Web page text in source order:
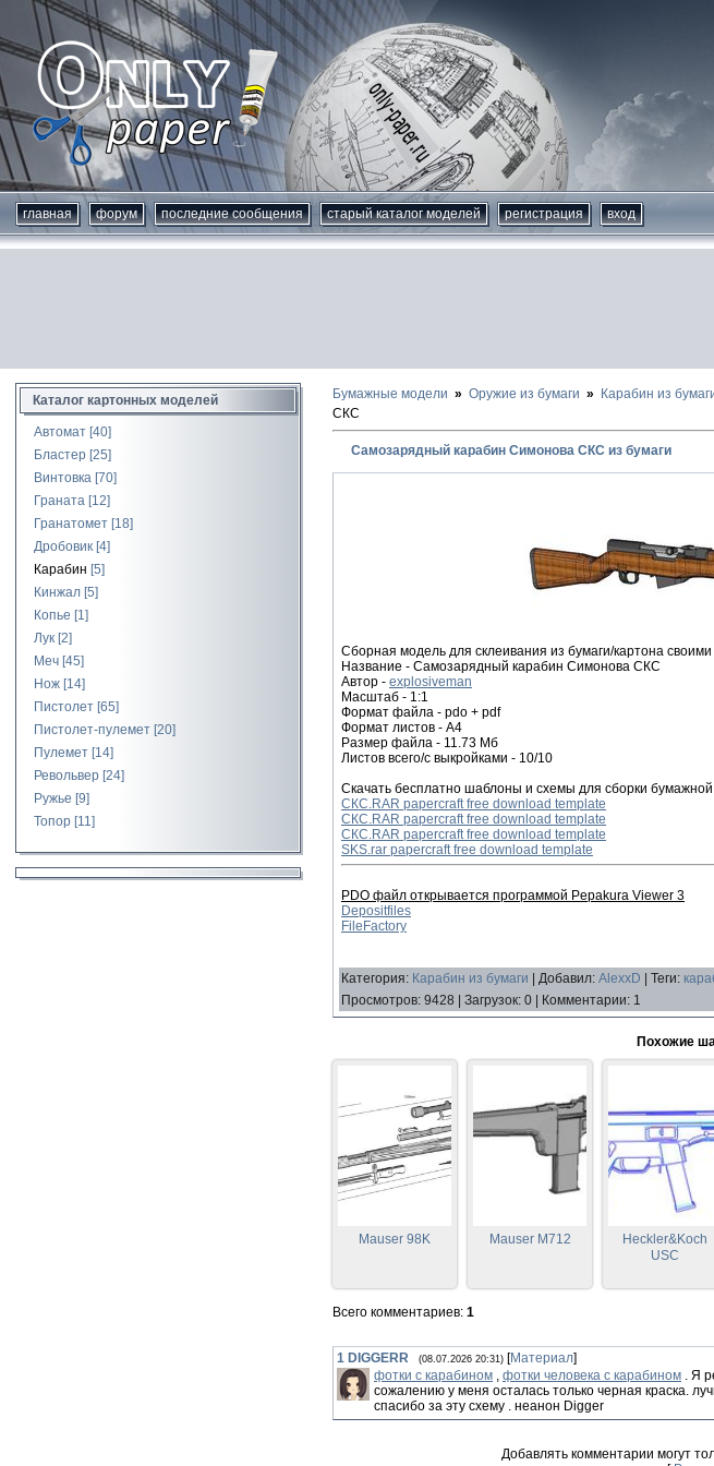
главная форум последние сообщения старый каталог моделей регистрация вход
Каталог картонных моделей
Автомат [40]
Бластер [25]
Винтовка [70]
Граната [12]
Гранатомет [18]
Дробовик [4]
Карабин [5]
Кинжал [5]
Копье [1]
Лук [2]
Меч [45]
Нож [14]
Пистолет [65]
Пистолет-пулемет [20]
Пулемет [14]
Револьвер [24]
Ружье [9]
Топор [11]
Бумажные модели Оружие из бумаги Карабин из
СКС
Самозарядный карабин Симонова СКС из бумаги
Сборная модель для склеивания из бумаги/картона своими
Название - Самозарядный карабин Симонова СКС
Автор - explosiveman
Масштаб - 1:1
Формат файла - pdo + pdf
Формат листов - A4
Размер файла - 11.73 Мб
Листов всего/с выкройками - 10/10
Скачать бесплатно шаблоны и схемы для сборки
СКС.RAR papercraft free download template
СКС.RAR papercraft free download template
СКС.RAR papercraft free download template
SKS.rar papercraft free download template
PDO файл открывается программой Pepakura Viewer 3
Depositfiles
FileFactory
Категория: Карабин из бумаги Добавил: AlexxD Теги:
Просмотров: 9428 Загрузок: 0 Комментарии: 1
Похожие
Mauser 98K Mauser M712
Heckler&Koch
USC
Всего комментариев: 1
1 DIGGERR (08.07.2026 20:31) [Материал]
фотки с карабином
фотки человека с карабином . Я
сожалению у меня осталась только черная краска.
спасибо за эту схему . неанон Digger
Добавлять комментарии могут